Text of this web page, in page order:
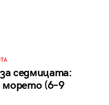
седмицата:
морето (6–9